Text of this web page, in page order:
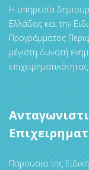
Η υπηρεσία
Ελλάδας και την
Προγράμματος
μέγιστη δυνατή
Παρουσία της